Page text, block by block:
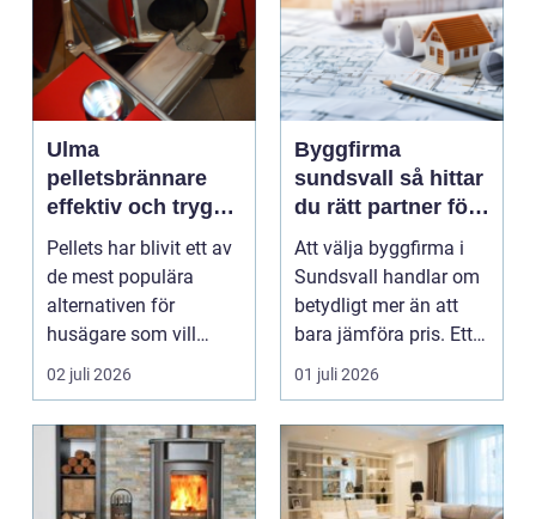
Ulma
pelletsbrännare
effektiv och trygg
värme med pellets
Pellets har blivit ett av
de mest populära
alternativen för
husägare som vill
kombinera låga
uppvärm...
02 juli 2026
Byggfirma
sundsvall så hittar
du rätt partner för
ditt projekt
Att välja byggfirma i
Sundsvall handlar om
betydligt mer än att
bara jämföra pris. Ett
bygge påverka...
01 juli 2026